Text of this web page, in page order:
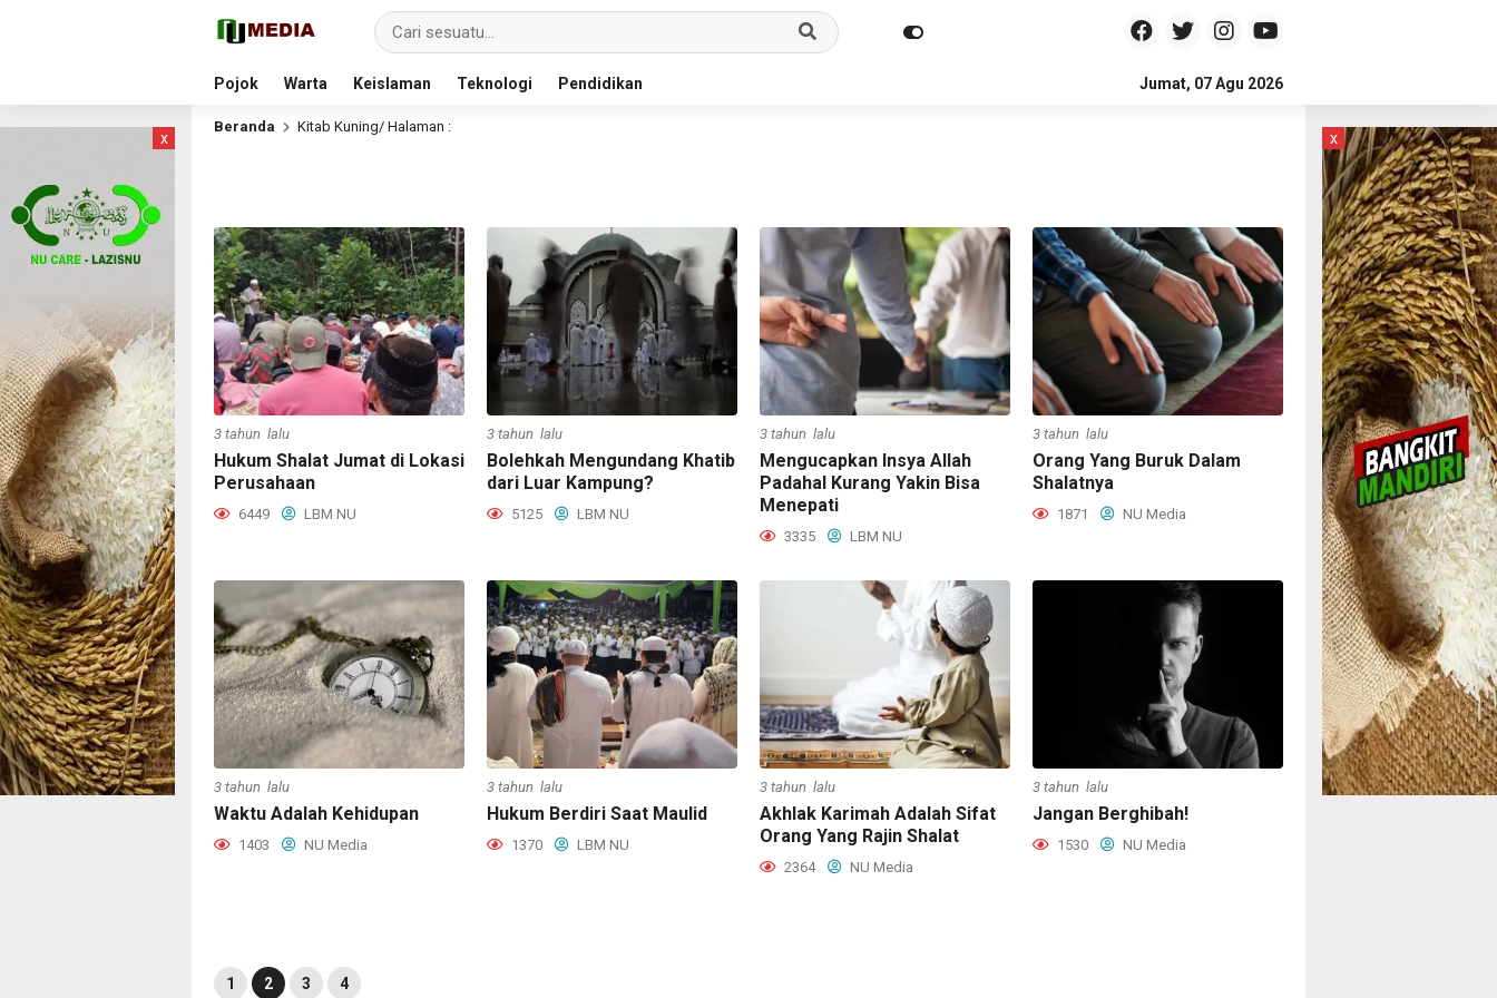
Pojok Warta Keislaman Teknologi Pendidikan Jumat, 07 Agu 2026
x
Beranda Kitab Kuning/ Halaman :
3 tahun lalu
Hukum Shalat Jumat di Lokasi
Perusahaan
6449 LBM NU
3 tahun lalu
Bolehkah Mengundang Khatib
dari Luar Kampung?
5125 LBM NU
3 tahun lalu
Mengucapkan Insya Allah
Padahal Kurang Yakin Bisa
Menepati
3335 LBM NU
3 tahun lalu
Orang Yang Buruk Dalam
Shalatnya
1871 NU Media
3 tahun lalu
Waktu Adalah Kehidupan
1403 NU Media
3 tahun lalu
Hukum Berdiri Saat Maulid
1370 LBM NU
3 tahun lalu
Akhlak Karimah Adalah Sifat
Orang Yang Rajin Shalat
2364 NU Media
3 tahun lalu
Jangan Berghibah!
1530 NU Media
1 2 3 4
x